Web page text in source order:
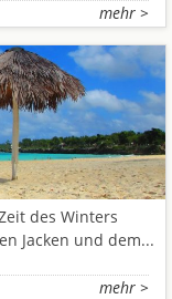
mehr >
des Winters
Jacken und dem...
mehr >